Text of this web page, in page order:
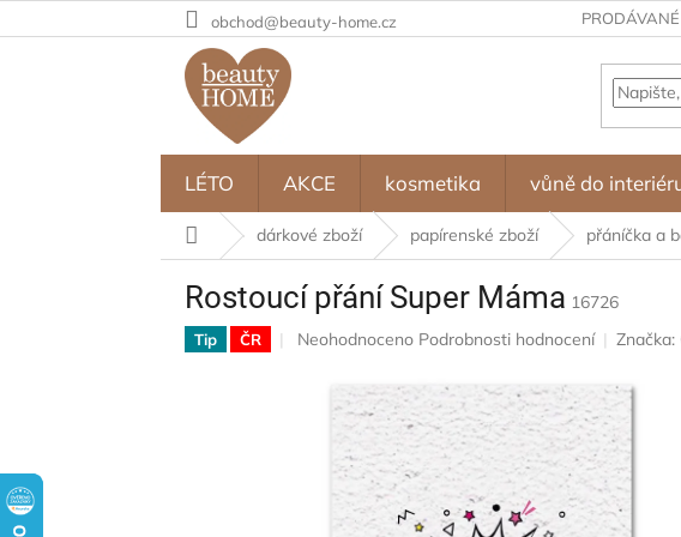
na
obchod@beauty-home.cz
LÉTO AKCE kosmetika vůně do
Domů dárkové zboží papírenské zboží přáníčka a
Rostoucí přání Super Máma 16726
Tip ČR
Průměrné
produktu
hvězdiček.
Neohodnoceno Podrobnosti hodnocení Značka: